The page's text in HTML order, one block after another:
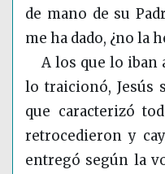
de mano de su
me ha dado, ¿no la
A los que lo iban
lo traicionó, Jesús
que caracterizó
retrocedieron y
entregó según la